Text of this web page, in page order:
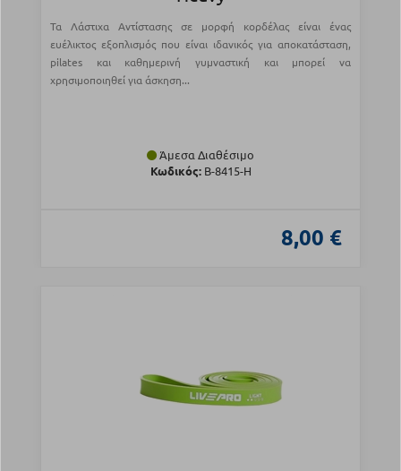
Τα Λάστιχα Αντίστασης σε μορφή κορδέλας είναι ένας
ευέλικτος εξοπλισμός που είναι ιδανικός για αποκατάσταση,
pilates και καθημερινή γυμναστική και μπορεί να
χρησιμοποιηθεί για άσκηση...
Άμεσα Διαθέσιμο
Κωδικός:B-8415-H
8,00 €